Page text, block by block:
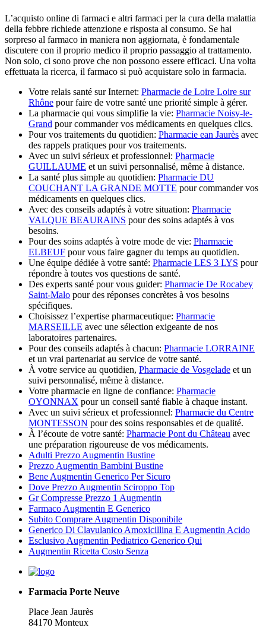
L’acquisto online di farmaci e altri farmaci per la cura della malattia
della febbre richiede attenzione e risposta al consumo. Se hai
sorpreso al farmaco in maniera non aggiornata, è fondamentale
discutere con il proprio medico il proprio passaggio al trattamento.
Non solo, ci sono prove che non possono essere efficaci. Una volta
effettuata la ricerca, il farmaco si può acquistare solo in farmacia.
Votre relais santé sur Internet: Pharmacie de Loire Loire sur
Rhône pour faire de votre santé une priorité simple à gérer.
La pharmacie qui vous simplifie la vie: Pharmacie Noisy-le-
Grand pour commander vos médicaments en quelques clics.
Pour vos traitements du quotidien: Pharmacie ean Jaurès avec
des rappels pratiques pour vos traitements.
Avec un suivi sérieux et professionnel: Pharmacie
GUILLAUME et un suivi personnalisé, même à distance.
La santé plus simple au quotidien: Pharmacie DU
COUCHANT LA GRANDE MOTTE pour commander vos
médicaments en quelques clics.
Avec des conseils adaptés à votre situation: Pharmacie
VALQUE BEAURAINS pour des soins adaptés à vos
besoins.
Pour des soins adaptés à votre mode de vie: Pharmacie
ELBEUF pour vous faire gagner du temps au quotidien.
Une équipe dédiée à votre santé: Pharmacie LES 3 LYS pour
répondre à toutes vos questions de santé.
Des experts santé pour vous guider: Pharmacie De Rocabey
Saint-Malo pour des réponses concrètes à vos besoins
spécifiques.
Choisissez l’expertise pharmaceutique: Pharmacie
MARSEILLE avec une sélection exigeante de nos
laboratoires partenaires.
Pour des conseils adaptés à chacun: Pharmacie LORRAINE
et un vrai partenariat au service de votre santé.
À votre service au quotidien, Pharmacie de Vosgelade et un
suivi personnalisé, même à distance.
Votre pharmacie en ligne de confiance: Pharmacie
OYONNAX pour un conseil santé fiable à chaque instant.
Avec un suivi sérieux et professionnel: Pharmacie du Centre
MONTESSON pour des soins responsables et de qualité.
À l’écoute de votre santé: Pharmacie Pont du Château avec
une préparation rigoureuse de vos médicaments.
Adulti Prezzo Augmentin Bustine
Prezzo Augmentin Bambini Bustine
Bene Augmentin Generico Per Sicuro
Dove Prezzo Augmentin Sciroppo Top
Gr Compresse Prezzo 1 Augmentin
Farmaco Augmentin E Generico
Subito Comprare Augmentin Disponibile
Generico Di Clavulanico Amoxicillina E Augmentin Acido
Esclusivo Augmentin Pediatrico Generico Qui
Augmentin Ricetta Costo Senza
Farmacia Porte Neuve
Place Jean Jaurès
84170 Monteux